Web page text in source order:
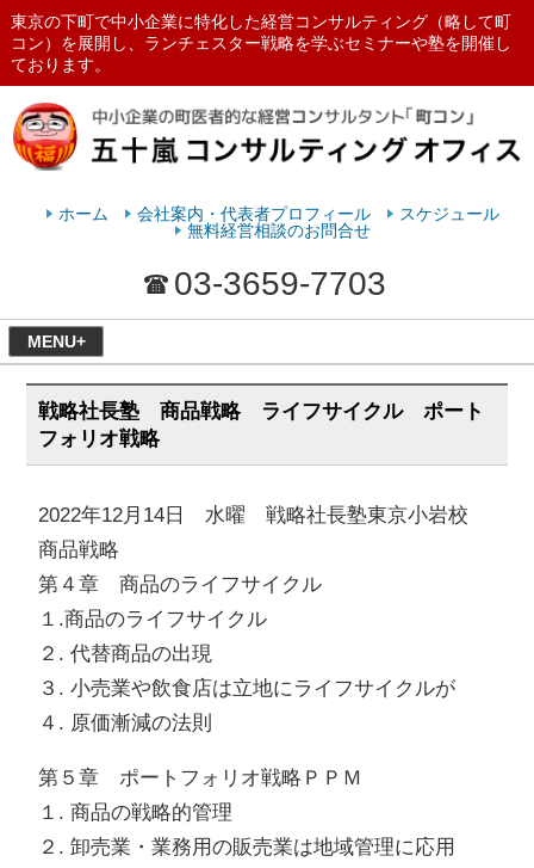
東京の下町で中小企業に特化した経営コンサルティング（略して町
コン）を展開し、ランチェスター戦略を学ぶセミナーや塾を開催し
ております。
ランチェスターの法則を学ぶなら
ホーム 会社案内・代表者プロフィール
スケジュール
無料経営相談のお問合せ
03-3659-7703
MENU+
戦略社長塾 商品戦略 ライフサイクル ポート
フォリオ戦略
2022年12月14日 水曜 戦略社長塾東京小岩校
商品戦略
第４章 商品のライフサイクル
１.商品のライフサイクル
２. 代替商品の出現
３. 小売業や飲食店は立地にライフサイクルが
４. 原価漸減の法則
第５章 ポートフォリオ戦略ＰＰＭ
１. 商品の戦略的管理
２. 卸売業・業務用の販売業は地域管理に応用